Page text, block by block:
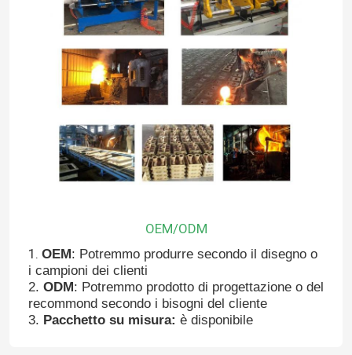
Casa
Prodotti
OEM/ODM
1. OEM : Potremmo produrre secondo il disegno o
i campioni dei clienti
2. ODM : Potremmo prodotto di progettazione o del
recommond secondo i bisogni del cliente
3. Pacchetto su misura: è disponibile